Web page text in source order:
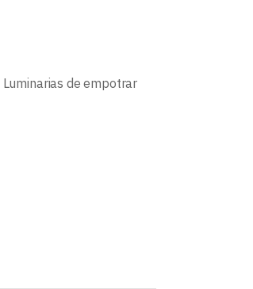
Luminarias de empotrar